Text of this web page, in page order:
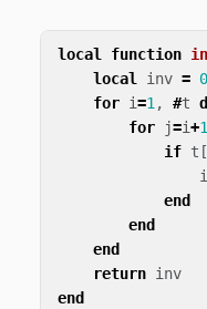
local function
local inv = 0
for i=1, #t
for
j=i+1
if t [
end
end
end
return inv
end